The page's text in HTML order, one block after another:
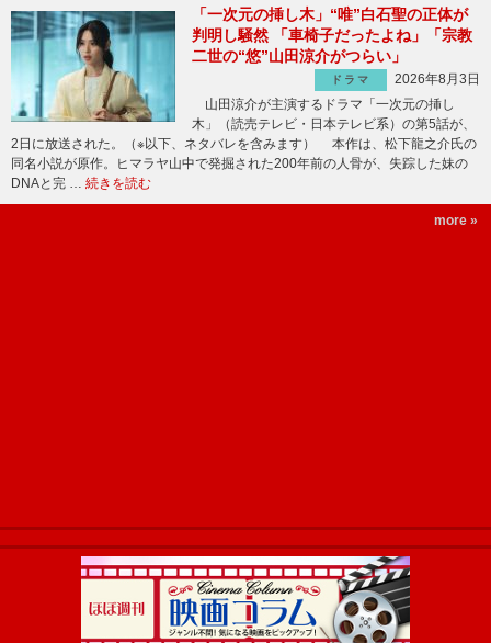
「一次元の挿し木」“唯”白石聖の正体が
判明し騒然 「車椅子だったよね」「宗教
二世の“悠”山田涼介がつらい」
ドラマ
2026年8月3日
山田涼介が主演するドラマ「一次元の挿し
木」（読売テレビ・日本テレビ系）の第5話が、
2日に放送された。（※以下、ネタバレを含みます） 本作は、松下龍之介氏の
同名小説が原作。ヒマラヤ山中で発掘された200年前の人骨が、失踪した妹の
DNAと完 … 続きを読む
more »